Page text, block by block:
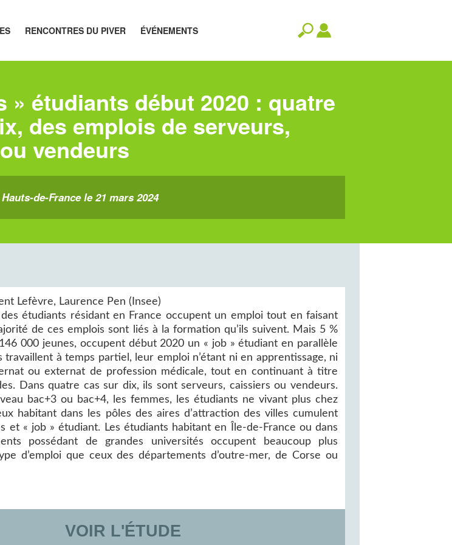
RENCONTRES DU PIVER ÉVÉNEMENTS
» étudiants début 2020 : quatre
des emplois de serveurs,
vendeurs
de-France le 21 mars 2024
Lefèvre, Laurence Pen (Insee)
étudiants résidant en France occupent un emploi tout en faisant
de ces emplois sont liés à la formation qu’ils suivent. Mais 5 %
000 jeunes, occupent début 2020 un « job » étudiant en parallèle
travaillent à temps partiel, leur emploi n’étant ni en apprentissage, ni
ou externat de profession médicale, tout en continuant à titre
Dans quatre cas sur dix, ils sont serveurs, caissiers ou vendeurs.
bac+3 ou bac+4, les femmes, les étudiants ne vivant plus chez
habitant dans les pôles des aires d’attraction des villes cumulent
et « job » étudiant. Les étudiants habitant en Île-de-France ou dans
possédant de grandes universités occupent beaucoup plus
d’emploi que ceux des départements d’outre-mer, de Corse ou
VOIR L'ÉTUDE